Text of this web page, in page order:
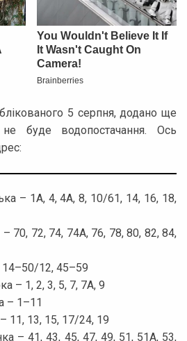
5 серпня, додано ще
буде водопостачання. Ось
– 1А, 4, 4А, 8, 10/61, 14, 16, 18,
70, 72, 74, 74А, 76, 78, 80, 82, 84,
14–50/12, 45–59
– 1, 2, 3, 5, 7, 7А, 9
– 1–11
11, 13, 15, 17/24, 19
– 41, 43, 45, 47, 49, 51, 51А, 53,